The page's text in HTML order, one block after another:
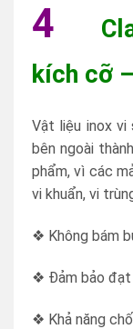
4
kích cỡ
Vật liệu inox vi
bên ngoài
phẩm, vì các
vi khuẩn, vi
❖ Không bám
❖ Đảm bảo đạt
❖ Khả năng